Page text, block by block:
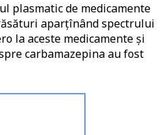
plasmatic de medicamente
aparțînând spectrului
la aceste medicamente și
carbamazepina au fost